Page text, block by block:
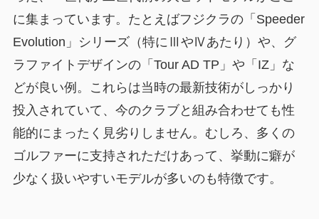
に集まっています。たとえばフジクラの「Speeder
Evolution」シリーズ（特にⅢやⅣあたり）や、グ
ラファイトデザインの「Tour AD TP」や「IZ」な
どが良い例。これらは当時の最新技術がしっかり
投入されていて、今のクラブと組み合わせても性
能的にまったく見劣りしません。むしろ、多くの
ゴルファーに支持されただけあって、挙動に癖が
少なく扱いやすいモデルが多いのも特徴です。